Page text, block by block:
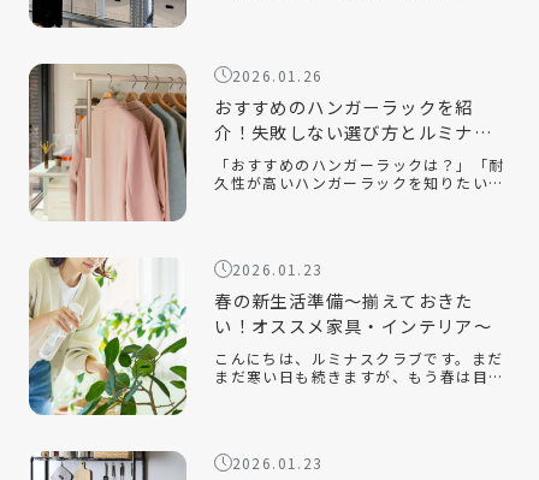
選べ […]
2026.01.26
おすすめのハンガーラックを紹
介！失敗しない選び方とルミナス
クラブ人気モデルを解説
「おすすめのハンガーラックは？」「耐
久性が高いハンガーラックを知りたい」
ーゼッ […]
2026.01.23
春の新生活準備～揃えておきた
い！オススメ家具・インテリア～
こんにちは、ルミナスクラブです。まだ
まだ寒い日も続きますが、もう春は目の
の家 […]
2026.01.23